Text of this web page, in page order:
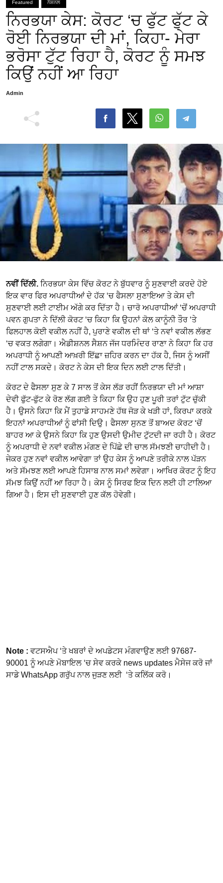
Featured ਨੈਸ਼ਨਲ
ਨਿਰਭਯਾ ਕੇਸ: ਕੋਰਟ ‘ਚ ਫੁੱਟ ਫੁੱਟ ਕੇ
ਰੋਈ ਨਿਰਭਯਾ ਦੀ ਮਾਂ, ਕਿਹਾ- ਮੇਰਾ
ਭਰੋਸਾ ਟੁੱਟ ਰਿਹਾ ਹੈ, ਕੋਰਟ ਨੂੰ ਸਮਝ
ਕਿਉਂ ਨਹੀਂ ਆ ਰਿਹਾ
Admin
ਨਵੀਂ ਦਿੱਲੀ. ਨਿਰਭਯਾ ਕੇਸ ਵਿੱਚ ਕੋਰਟ ਨੇ ਬੁੱਧਵਾਰ ਨੂੰ ਸੁਣਵਾਈ ਕਰਦੇ ਹੋਏ
ਇਕ ਵਾਰ ਫਿਰ ਅਪਰਾਧੀਆਂ ਦੇ ਹੱਕ ‘ਚ ਫੈਸਲਾ ਸੁਣਾਇਆ ਤੇ ਕੇਸ ਦੀ
ਸੁਣਵਾਈ ਲਈ ਟਾਈਮ ਅੱਗੇ ਕਰ ਦਿੱਤਾ ਹੈ। ਚਾਰੋ ਅਪਰਾਧੀਆਂ ‘ਚੋਂ ਅਪਰਾਧੀ
ਪਵਨ ਗੁਪਤਾ ਨੇ ਦਿੱਲੀ ਕੋਰਟ ‘ਚ ਕਿਹਾ ਕਿ ਉਹਨਾਂ ਕੋਲ ਕਾਨੂੰਨੀ ਤੌਰ ‘ਤੇ
ਫਿਲਹਾਲ ਕੋਈ ਵਕੀਲ ਨਹੀਂ ਹੈ, ਪੁਰਾਣੇ ਵਕੀਲ ਦੀ ਥਾਂ ‘ਤੇ ਨਵਾਂ ਵਕੀਲ ਲੱਭਣ
‘ਚ ਵਕਤ ਲਗੇਗਾ। ਐਡੀਸ਼ਨਲ ਸੈਸ਼ਨ ਜੱਜ ਧਰਮਿੰਦਰ ਰਾਣਾ ਨੇ ਕਿਹਾ ਕਿ ਹਰ
ਅਪਰਾਧੀ ਨੂੰ ਆਪਣੀ ਆਖ਼ਰੀ ਇੱਛਾ ਜ਼ਹਿਰ ਕਰਨ ਦਾ ਹੱਕ ਹੈ, ਜਿਸ ਨੂੰ ਅਸੀਂ
ਨਹੀਂ ਟਾਲ ਸਕਦੇ। ਕੋਰਟ ਨੇ ਕੇਸ ਦੀ ਇਕ ਦਿਨ ਲਈ ਟਾਲ ਦਿੱਤੀ।
ਕੋਰਟ ਦੇ ਫੈਸਲਾ ਸੁਣ ਕੇ 7 ਸਾਲ ਤੋਂ ਕੇਸ ਲੱੜ ਰਹੀਂ ਨਿਰਭਯਾ ਦੀ ਮਾਂ ਆਸ਼ਾ
ਦੇਵੀ ਫੁੱਟ-ਫੁੱਟ ਕੇ ਰੋਣ ਲੱਗ ਗਈ ਤੇ ਕਿਹਾ ਕਿ ਉਹ ਹੁਣ ਪੂਰੀ ਤਰਾਂ ਟੁੱਟ ਚੁੱਕੀ
ਹੈ। ਉਸਨੇ ਕਿਹਾ ਕਿ ਮੈਂ ਤੁਹਾਡੇ ਸਾਹਮਣੇ ਹੱਥ ਜੋੜ ਕੇ ਖੜੀ ਹਾਂ, ਕਿਰਪਾ ਕਰਕੇ
ਇਹਨਾਂ ਅਪਰਾਧੀਆਂ ਨੂੰ ਫਾਂਸੀ ਦਿਉ। ਫੈਸਲਾ ਸੁਨਣ ਤੋਂ ਬਾਅਦ ਕੋਰਟ ‘ਚੋਂ
ਬਾਹਰ ਆ ਕੇ ਉਸਨੇ ਕਿਹਾ ਕਿ ਹੁਣ ਉਸਦੀ ਉਮੀਦ ਟੁੱਟਦੀ ਜਾ ਰਹੀ ਹੈ। ਕੋਰਟ
ਨੂੰ ਅਪਰਾਧੀ ਦੇ ਨਵਾਂ ਵਕੀਲ ਮੰਗਣ ਦੇ ਪਿੱਛੇ ਦੀ ਚਾਲ ਸੱਮਝਣੀ ਚਾਹੀਦੀ ਹੈ।
ਜੇਕਰ ਹੁਣ ਨਵਾਂ ਵਕੀਲ ਆਵੇਗਾ ਤਾਂ ਉਹ ਕੇਸ ਨੂੰ ਆਪਣੇ ਤਰੀਕੇ ਨਾਲ ਪੱੜਨ
ਅਤੇ ਸੱਮਝਣ ਲਈ ਆਪਣੇ ਹਿਸਾਬ ਨਾਲ ਸਮਾਂ ਲਵੇਗਾ। ਆਖਿਰ ਕੋਰਟ ਨੂੰ ਇਹ
ਸੱਮਝ ਕਿਉਂ ਨਹੀਂ ਆ ਰਿਹਾ ਹੈ। ਕੇਸ ਨੂੰ ਸਿਰਫ ਇਕ ਦਿਨ ਲਈ ਹੀ ਟਾਲਿਆ
ਗਿਆ ਹੈ। ਇਸ ਦੀ ਸੁਣਵਾਈ ਹੁਣ ਕੱਲ ਹੋਵੇਗੀ।
Note : ਵਟਸਐਪ ‘ਤੇ ਖਬਰਾਂ ਦੇ ਅਪਡੇਟਸ ਮੰਗਵਾਉਣ ਲਈ 97687-
90001 ਨੂੰ ਅਪਣੇ ਮੋਬਾਇਲ ‘ਚ ਸੇਵ ਕਰਕੇ news updates ਮੈਸੇਜ ਕਰੋ ਜਾਂ
ਸਾਡੇ WhatsApp ਗਰੁੱਪ ਨਾਲ ਜੁੜਣ ਲਈ ‘ਤੇ ਕਲਿੱਕ ਕਰੋ।